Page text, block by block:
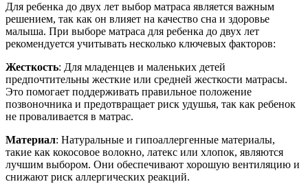
Для ребенка до двух лет выбор матраса является важным
решением, так как он влияет на качество сна и здоровье
малыша. При выборе матраса для ребенка до двух лет
рекомендуется учитывать несколько ключевых факторов:
Жесткость: Для младенцев и маленьких детей
предпочтительны жесткие или средней жесткости матрасы.
Это помогает поддерживать правильное положение
позвоночника и предотвращает риск удушья, так как ребенок
не проваливается в матрас.
Материал: Натуральные и гипоаллергенные материалы,
такие как кокосовое волокно, латекс или хлопок, являются
лучшим выбором. Они обеспечивают хорошую вентиляцию и
снижают риск аллергических реакций.